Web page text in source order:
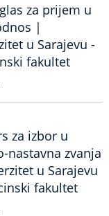
za prijem u
|
u Sarajevu -
fakultet
za izbor u
nastavna zvanja
u Sarajevu
fakultet